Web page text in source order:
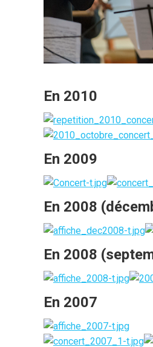
En 2010
En 2009
En 2008
En 2008
En 2007